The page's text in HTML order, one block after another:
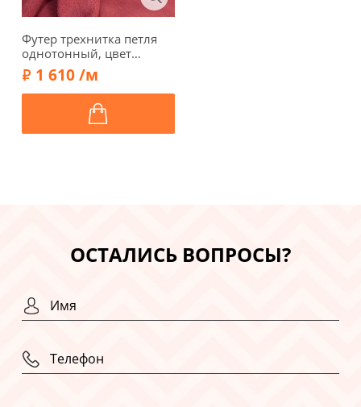
Футер трехнитка петля
однотонный, цвет
брусничный, 1032311
1 610 /м
ОСТАЛИСЬ ВОПРОСЫ?